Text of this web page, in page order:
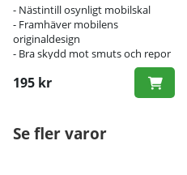
- Nästintill osynligt mobilskal
- Framhäver mobilens
originaldesign
- Bra skydd mot smuts och repor
195 kr
Se fler varor